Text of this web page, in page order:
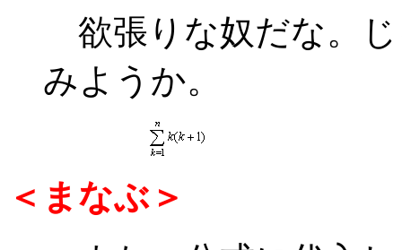
欲張りな奴だな。
みようか。
＜まなぶ＞